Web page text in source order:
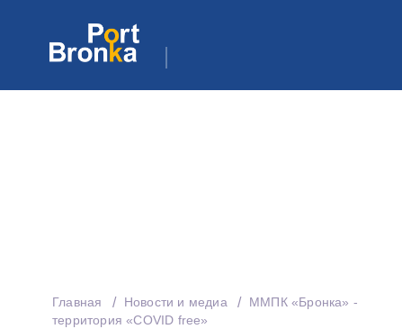
Главная Новости и медиа
ММПК «Бронка» -
территория «COVID free»